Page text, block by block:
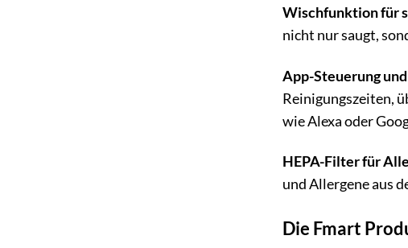
Wischfunktion für
nicht nur saugt,
App-Steuerung
Reinigungszeiten,
wie Alexa oder
HEPA-Filter für
und Allergene aus
Die Fmart